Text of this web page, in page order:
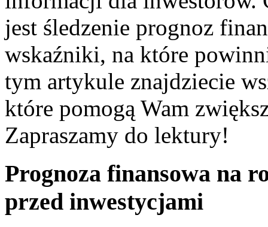
jest śledzenie prognoz
wskaźniki, na które
tym artykule znajdziecie
które pomogą ​Wam
Zapraszamy do lektury!
Prognoza finansowa⁣ na
przed inwestycjami